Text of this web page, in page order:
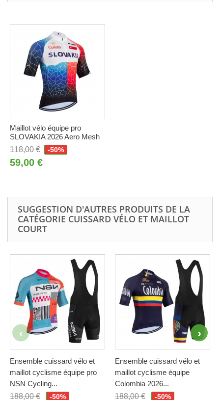
Maillot vélo équipe pro
SLOVAKIA 2026 Aero Mesh
118,00 €
-50%
59,00 €
SUGGESTION D'AUTRES PRODUITS DE LA
CATÉGORIE CUISSARD VÉLO ET MAILLOT
COURT
Ensemble cuissard vélo et
maillot cyclisme équipe pro
NSN Cycling...
188,00 €
-50%
Ensemble cuissard vélo et
maillot cyclisme équipe
Colombia 2026...
188,00 €
-50%